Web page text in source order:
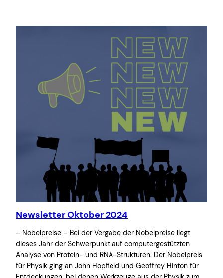
Newsletter Oktober 2024
– Nobelpreise – Bei der Vergabe der Nobelpreise liegt
dieses Jahr der Schwerpunkt auf computergestützten
Analyse von Protein- und RNA-Strukturen. Der Nobelpreis
für Physik ging an John Hopfield und Geoffrey Hinton für